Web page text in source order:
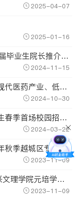
2025-04-07
2025-01-16
2024学院秋季校园综合招聘会暨2025届毕业生院长推介会圆满举行
2024-11-15
访医药前沿，逐低空新潮 | “留绍圆梦”现代医药产业、低空经济产业专线实习活动圆满落幕！
2024-10-30
“留在绍兴 筑梦越城”——2024届毕业生春季首场校园招聘会越城区专场在我院举办
2024-03-22
留在绍兴 筑梦越城——我院举办2023年秋季越城区专场校园招聘会
2023-11-09
2023“留在绍兴”秋季综合招聘会暨绍兴文理学院元培学院2024届毕业生就业推介会举行
2023-11-09